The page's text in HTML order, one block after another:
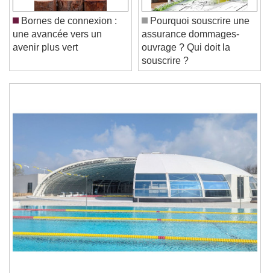
Play
Skip Backward
Skip Forward
Unmute
Current Time0:00
/
Loaded:0%
Stream TypeLIVE
Chapters
Chapters
Descriptions
descriptions off, selected
Subtitles
subtitles settings, opens subtitles
Bornes de connexion :
une avancée vers un
Pourquoi souscrire une
assurance dommages-
ouvrage ? Qui doit la
souscrire ?